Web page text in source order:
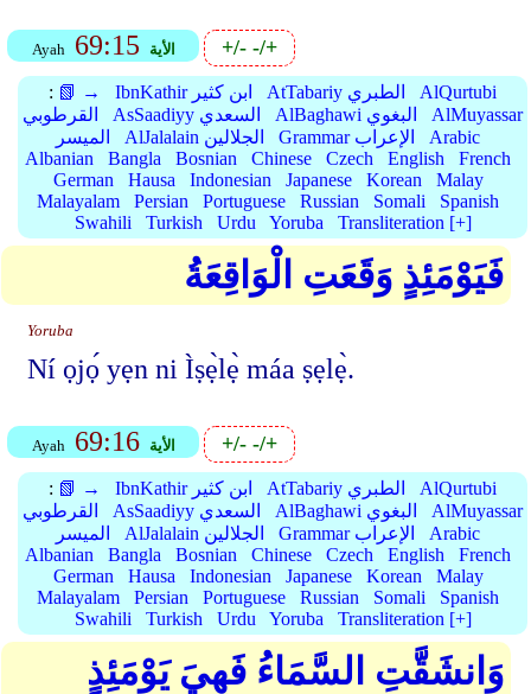
Ayah 69:15 الأية +/--/+
: 📗 → IbnKathir ابن كثير AtTabariy الطبري
AlQurtubi
القرطوبي
AsSaadiyy السعدي AlBaghawi البغوي
AlMuyassar
الميسر
AlJalalain الجلالين Grammar الإعراب
Arabic
Albanian
Bangla Bosnian Chinese Czech English
French
German
Hausa Indonesian Japanese Korean
Malay
Malayalam
Persian Portuguese Russian Somali
Spanish
Swahili
Turkish Urdu Yoruba Transliteration [+]
فَيَوْمَئِذٍ وَقَعَتِ الْوَاقِعَةُ
Yoruba
Ní ọjọ́ yẹn ni Ìṣẹ̀lẹ̀ máa ṣẹlẹ̀.
Ayah 69:16 الأية +/--/+
: 📗 → IbnKathir ابن كثير AtTabariy الطبري
AlQurtubi
القرطوبي
AsSaadiyy السعدي AlBaghawi البغوي
AlMuyassar
الميسر
AlJalalain الجلالين Grammar الإعراب
Arabic
Albanian
Bangla Bosnian Chinese Czech English
French
German
Hausa Indonesian Japanese Korean
Malay
Malayalam
Persian Portuguese Russian Somali
Spanish
Swahili
Turkish Urdu Yoruba Transliteration [+]
وَانشَقَّتِ السَّمَاءُ فَهِيَ يَوْمَئِذٍ